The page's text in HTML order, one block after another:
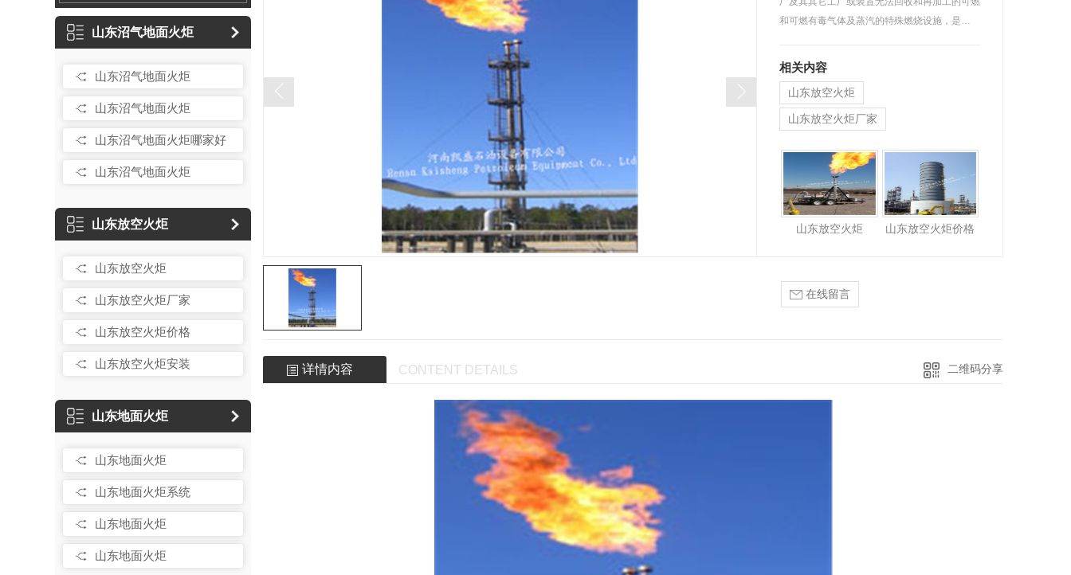
山东沼气地面火炬
山东沼气地面火炬
山东沼气地面火炬
山东沼气地面火炬哪家好
山东沼气地面火炬
山东放空火炬
山东放空火炬
山东放空火炬厂家
山东放空火炬价格
山东放空火炬安装
山东地面火炬
山东地面火炬
山东地面火炬系统
山东地面火炬
山东地面火炬
和可燃有毒气体及蒸汽的特殊燃烧设施，是…
相关内容
山东放空火炬
山东放空火炬厂家
山东放空火炬 山东放空火炬价格
在线留言
详情内容 CONTENT DETAILS 二维码分享